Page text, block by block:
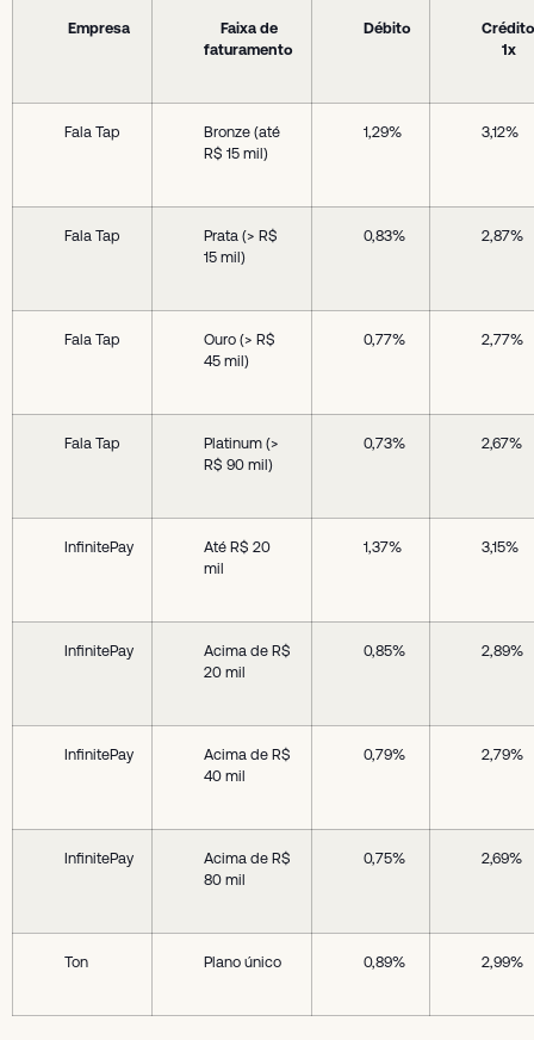
Empresa
Faixa de
faturamento
Débito
Crédito
1x
Fala Tap
Bronze (até
R$ 15 mil)
1,29% 3,12%
Fala Tap
Prata (> R$
15 mil)
0,83% 2,87%
Fala Tap
Ouro (> R$
45 mil)
0,77% 2,77%
Fala Tap
Platinum (>
R$ 90 mil)
0,73% 2,67%
InfinitePay
Até R$ 20
mil
1,37% 3,15%
InfinitePay
Acima de R$
20 mil
0,85% 2,89%
InfinitePay
Acima de R$
40 mil
0,79% 2,79%
InfinitePay
Acima de R$
80 mil
0,75% 2,69%
Ton Plano único 0,89% 2,99%